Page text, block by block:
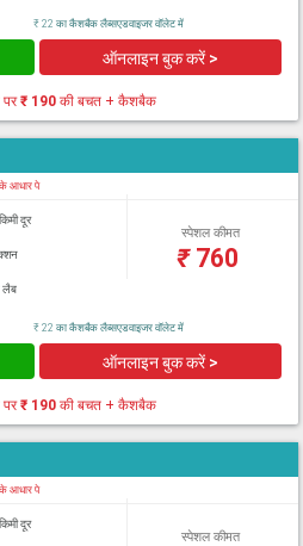
₹ 22 का कैशबैक लैब्सएडवाइजर वॉलेट में
ऑनलाइन बुक करें >
पर₹ 190की बचत + कैशबैक
आधार पे
दूर
लैब
स्पेशल कीमत
₹760
₹ 22 का कैशबैक लैब्सएडवाइजर वॉलेट में
ऑनलाइन बुक करें >
पर₹ 190की बचत + कैशबैक
आधार पे
दूर
स्पेशल कीमत